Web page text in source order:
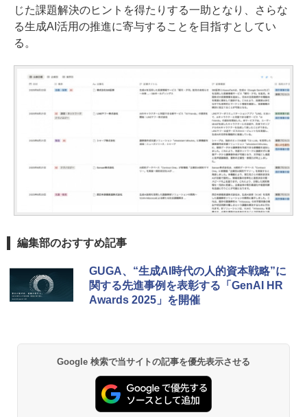
じた課題解決のヒントを得たりする一助となり、さらな
る生成AI活用の推進に寄与することを目指すとしてい
る。
編集部のおすすめ記事
GUGA、“生成AI時代の人的資本戦略”に
関する先進事例を表彰する「GenAI HR
Awards 2025」を開催
Google 検索で当サイトの記事を優先表示させる